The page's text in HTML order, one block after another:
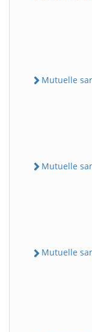
Mutuelle
Mutuelle
Mutuelle